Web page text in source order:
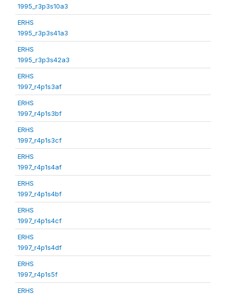
1995_r3p3s10a3
ERHS
1995_r3p3s41a3
ERHS
1995_r3p3s42a3
ERHS
1997_r4p1s3af
ERHS
1997_r4p1s3bf
ERHS
1997_r4p1s3cf
ERHS
1997_r4p1s4af
ERHS
1997_r4p1s4bf
ERHS
1997_r4p1s4cf
ERHS
1997_r4p1s4df
ERHS
1997_r4p1s5f
ERHS